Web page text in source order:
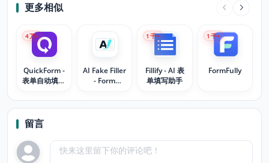
更多相似
QuickForm -
表单自动填充
4万+
AI Fake Filler
- Form
Realistic
Data
Fillify - AI 表
单填写助手
1 千+
FormFully
1 千+
留言